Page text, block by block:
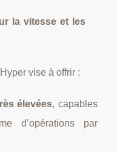
la vitesse et les
vise à offrir :
élevées, capables
d’opérations par